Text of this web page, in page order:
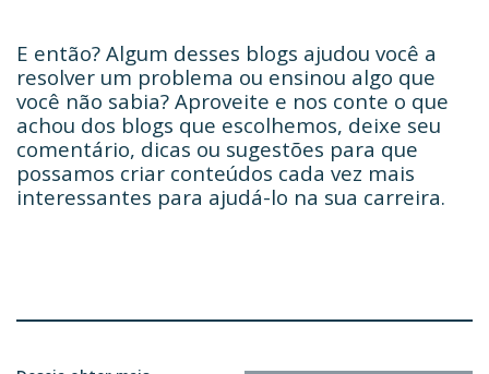
E então? Algum desses blogs ajudou você a
resolver um problema ou ensinou algo que
você não sabia? Aproveite e nos conte o que
achou dos blogs que escolhemos, deixe seu
comentário, dicas ou sugestões para que
possamos criar conteúdos cada vez mais
interessantes para ajudá-lo na sua carreira.